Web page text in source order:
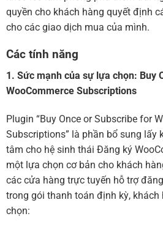
quyền cho khách hàng quyết định
cho các giao dịch mua của mình.
Các tính năng
1. Sức mạnh của sự lựa chọn: Buy
WooCommerce Subscriptions
Plugin “Buy Once or Subscribe for
Subscriptions” là phần bổ sung lấy
tâm cho hệ sinh thái Đăng ký
một lựa chọn cơ bản cho khách
các cửa hàng trực tuyến hỗ trợ
trong gói thanh toán định kỳ, khách
chọn: